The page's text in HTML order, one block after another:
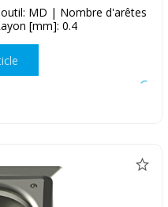
MD | Nombre d'arêtes
[mm]: 0.4